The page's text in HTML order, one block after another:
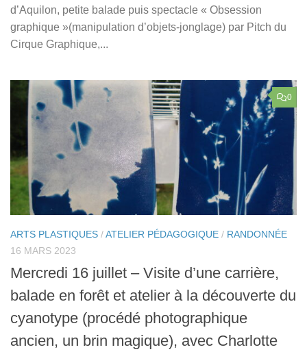
d’Aquilon, petite balade puis spectacle « Obsession
graphique »(manipulation d’objets-jonglage) par Pitch du
Cirque Graphique,...
0
ARTS PLASTIQUES /ATELIER PÉDAGOGIQUE / RANDONNÉE
16 MARS 2023
Mercredi 16 juillet – Visite d’une carrière,
balade en forêt et atelier à la découverte du
cyanotype (procédé photographique
ancien, un brin magique), avec Charlotte